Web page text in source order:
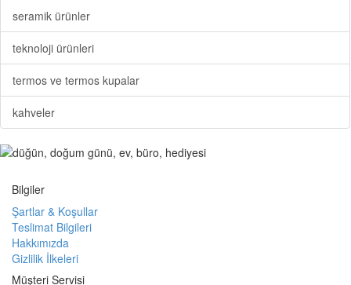
seramik ürünler
teknoloji ürünleri
termos ve termos kupalar
kahveler
Bilgiler
Şartlar & Koşullar
Teslimat Bilgileri
Hakkımızda
Gizlilik İlkeleri
Müşteri Servisi